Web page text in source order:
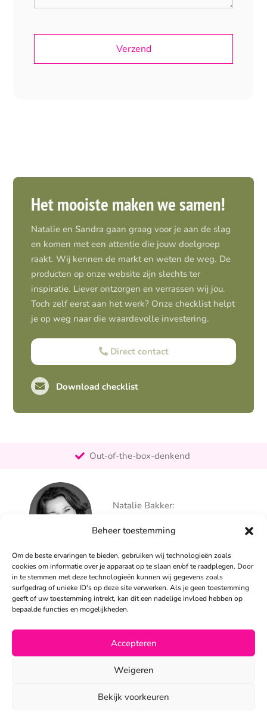
Beheer toestemming
Om de beste ervaringen te bieden, gebruiken wij technologieën zoals
cookies om informatie over je apparaat op te slaan en/of te raadplegen. Door
in te stemmen met deze technologieën kunnen wij gegevens zoals
surfgedrag of unieke ID's op deze site verwerken. Als je geen toestemming
geeft of uw toestemming intrekt, kan dit een nadelige invloed hebben op
bepaalde functies en mogelijkheden.
Accepteren
Weigeren
Bekijk voorkeuren
Het mooiste maken we samen!
Natalie en Sandra gaan graag voor je aan de slag
en komen met een attentie die jouw doelgroep
raakt. Wij kennen de markt en weten de weg. De
producten op onze website zijn slechts ter
inspiratie. Liever ontzorgen en verrassen wij jou.
Toch zelf eerst aan het werk? Onze checklist helpt
je op weg naar die waardevolle investering.
Direct contact
Download checklist
Out-of-the-box-denkend
Persoonlijk
Natalie Bakker:
info@alertpromotie.nl
Sandra Peters:
06 – 26 050 230
info@alertpromotie.nl